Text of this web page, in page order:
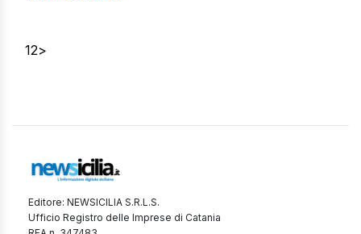
12>
Editore: NEWSICILIA S.R.L.S.
Ufficio Registro delle Imprese di Catania